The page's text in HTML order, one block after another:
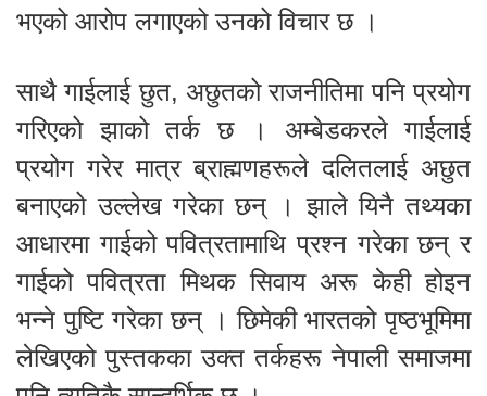
भएको आरोप लगाएको उनको विचार छ ।
साथै गाईलाई छुत, अछुतको राजनीतिमा पनि प्रयोग
गरिएको झाको तर्क छ । अम्बेडकरले गाईलाई
प्रयोग गरेर मात्र ब्राह्मणहरूले दलितलाई अछुत
बनाएको उल्लेख गरेका छन् । झाले यिनै तथ्यका
आधारमा गाईको पवित्रतामाथि प्रश्न गरेका छन् र
गाईको पवित्रता मिथक सिवाय अरू केही होइन
भन्ने पुष्टि गरेका छन् । छिमेकी भारतको पृष्ठभूमिमा
लेखिएको पुस्तकका उक्त तर्कहरू नेपाली समाजमा